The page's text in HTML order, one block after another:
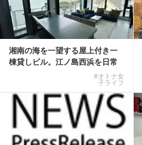
湘南の海を一望する屋上付き一
棟貸しビル。江ノ島西浜を日常
#オトナ女
子ライフ